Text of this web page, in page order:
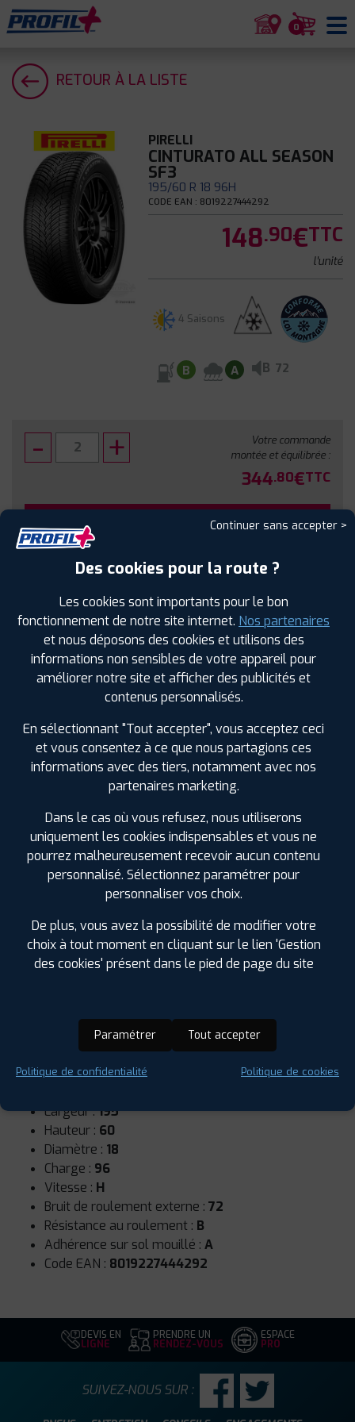
0
RETOUR À LA LISTE
PIRELLI
CINTURATO ALL SEASON
SF3
195/60 R 18 96H
CODE EAN : 8019227444292
148.90€TTC
l'unité
4 Saisons
B A B 72
Votre commande
montée et équilibrée :
344.80€TTC
FAIRE INSTALLER CE PNEU
SPÉCIFICATIONS AVIS CLIENTS ÉTIQUETAGE
Saison :4 Saisons
Largeur :195
Hauteur : 60
Diamètre : 18
Charge : 96
Vitesse : H
Bruit de roulement externe : 72
Résistance au roulement : B
Adhérence sur sol mouillé : A
Code EAN : 8019227444292
DEVIS EN
LIGNE
PRENDRE UN
RENDEZ-VOUS
ESPACE
PRO
SUIVEZ-NOUS SUR :
Continuer sans accepter >
Des cookies pour la route ?
Les cookies sont importants pour le bon
fonctionnement de notre site internet. Nos partenaires
et nous déposons des cookies et utilisons des
informations non sensibles de votre appareil pour
améliorer notre site et afficher des publicités et
contenus personnalisés.
En sélectionnant "Tout accepter", vous acceptez ceci
et vous consentez à ce que nous partagions ces
informations avec des tiers, notamment avec nos
partenaires marketing.
Dans le cas où vous refusez, nous utiliserons
uniquement les cookies indispensables et vous ne
pourrez malheureusement recevoir aucun contenu
personnalisé. Sélectionnez paramétrer pour
personnaliser vos choix.
De plus, vous avez la possibilité de modifier votre
choix à tout moment en cliquant sur le lien 'Gestion
des cookies' présent dans le pied de page du site
Paramétrer Tout accepter
Politique de confidentialité Politique de cookies